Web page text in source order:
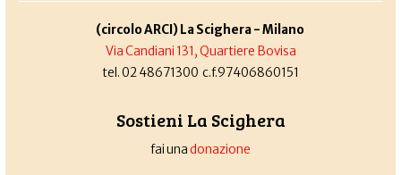
(circolo ARCI) La Scighera - Milano
Via Candiani 131, Quartiere Bovisa
tel. 02 48671300 c.f.97406860151
Sostieni La Scighera
fai unadonazione